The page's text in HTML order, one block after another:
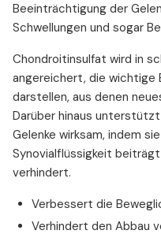
Beeinträchtigung der
Schwellungen und sogar
Chondroitinsulfat wird in
angereichert, die wichtige
darstellen, aus denen
Darüber hinaus
Gelenke wirksam, indem
Synovialflüssigkeit
verhindert.
Verbessert die
Verhindert den Abbau